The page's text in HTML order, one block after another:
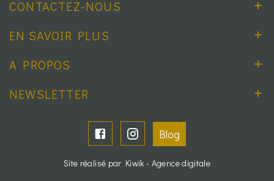
CONTACTEZ-NOUS
EN SAVOIR PLUS
A PROPOS
NEWSLETTER
Blog
Site réalisé par Kiwik - Agence digitale